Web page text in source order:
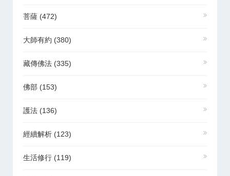
菩薩 (472)
大師有約 (380)
藏傳佛法 (335)
佛部 (153)
護法 (136)
經續解析 (123)
生活修行 (119)